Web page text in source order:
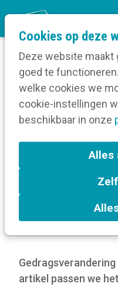
Cookies op deze
Deze website maakt
goed te
welke cookies we
cookie-instellingen
beschikbaar in onze
Alles
Home
Blog
Hoe verloopt
doelgroep?
Hoe
doelgroep?
artikel passen we